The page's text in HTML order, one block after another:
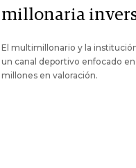
millonaria
El multimillonario y la
un canal deportivo enfocado en
millones en valoración.